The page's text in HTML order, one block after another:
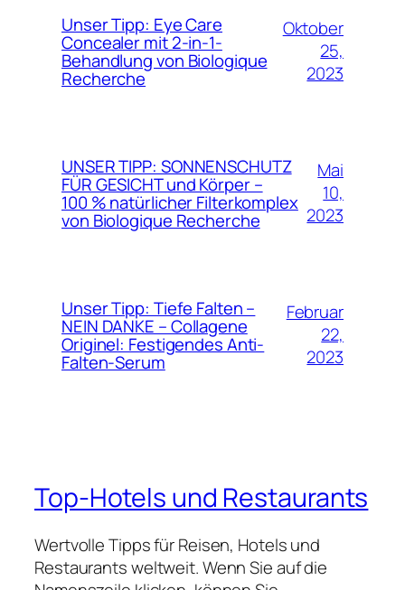
Unser Tipp: Eye Care
Concealer mit 2-in-1-
Behandlung von Biologique
Recherche
Oktober
25,
2023
UNSER TIPP: SONNENSCHUTZ
FÜR GESICHT und Körper –
100 % natürlicher Filterkomplex
von Biologique Recherche
Mai
10,
2023
Unser Tipp: Tiefe Falten –
NEIN DANKE – Collagene
Originel: Festigendes Anti-
Falten-Serum
Februar
22,
2023
Top-Hotels und Restaurants
Wertvolle Tipps für Reisen, Hotels und
Restaurants weltweit. Wenn Sie auf die